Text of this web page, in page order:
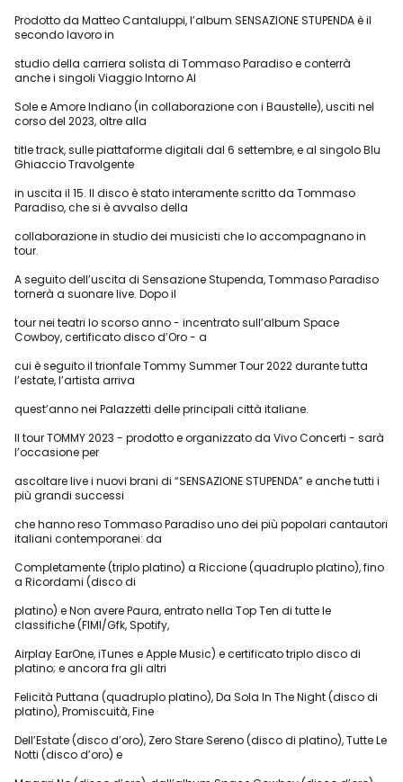
Prodotto da Matteo Cantaluppi, l’album SENSAZIONE STUPENDA è il
secondo lavoro in
studio della carriera solista di Tommaso Paradiso e conterrà
anche i singoli Viaggio Intorno Al
Sole e Amore Indiano (in collaborazione con i Baustelle), usciti nel
corso del 2023, oltre alla
title track, sulle piattaforme digitali dal 6 settembre, e al singolo Blu
Ghiaccio Travolgente
in uscita il 15. Il disco è stato interamente scritto da Tommaso
Paradiso, che si è avvalso della
collaborazione in studio dei musicisti che lo accompagnano in
tour.
A seguito dell’uscita di Sensazione Stupenda, Tommaso Paradiso
tornerà a suonare live. Dopo il
tour nei teatri lo scorso anno - incentrato sull’album Space
Cowboy, certificato disco d’Oro - a
cui è seguito il trionfale Tommy Summer Tour 2022 durante tutta
l’estate, l’artista arriva
quest’anno nei Palazzetti delle principali città italiane.
Il tour TOMMY 2023 - prodotto e organizzato da Vivo Concerti - sarà
l’occasione per
ascoltare live i nuovi brani di “SENSAZIONE STUPENDA” e anche tutti i
più grandi successi
che hanno reso Tommaso Paradiso uno dei più popolari cantautori
italiani contemporanei: da
Completamente (triplo platino) a Riccione (quadruplo platino), fino
a Ricordami (disco di
platino) e Non avere Paura, entrato nella Top Ten di tutte le
classifiche (FIMI/Gfk, Spotify,
Airplay EarOne, iTunes e Apple Music) e certificato triplo disco di
platino; e ancora fra gli altri
Felicità Puttana (quadruplo platino), Da Sola In The Night (disco di
platino), Promiscuità, Fine
Dell’Estate (disco d’oro), Zero Stare Sereno (disco di platino), Tutte Le
Notti (disco d’oro) e